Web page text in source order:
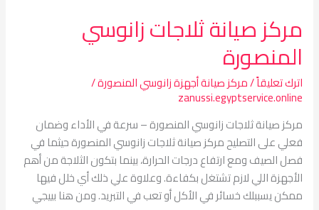
مركز صيانة ثلاجات زانوسي
المنصورة
اترك تعليقاً/مركز صيانة أجهزة زانوسي المنصورة/
zanussi.egyptservice.online
مركز صيانة ثلاجات زانوسي المنصورة – سرعة في الأداء وضمان
فعلي على التصليح مركز صيانة ثلاجات زانوسي المنصورة حيثما في
فصل الصيف ومع ارتفاع درجات الحرارة، بينما بتكون الثلاجة من أهم
الأجهزة اللي لازم تشتغل بكفاءة. وعلاوة علي ذلك أي خلل فيها
ممكن يسببلك خسائر في الأكل أو تعب في التبريد. ومن هنا بييجي
ثلاجات
زانوسي
المنصورة